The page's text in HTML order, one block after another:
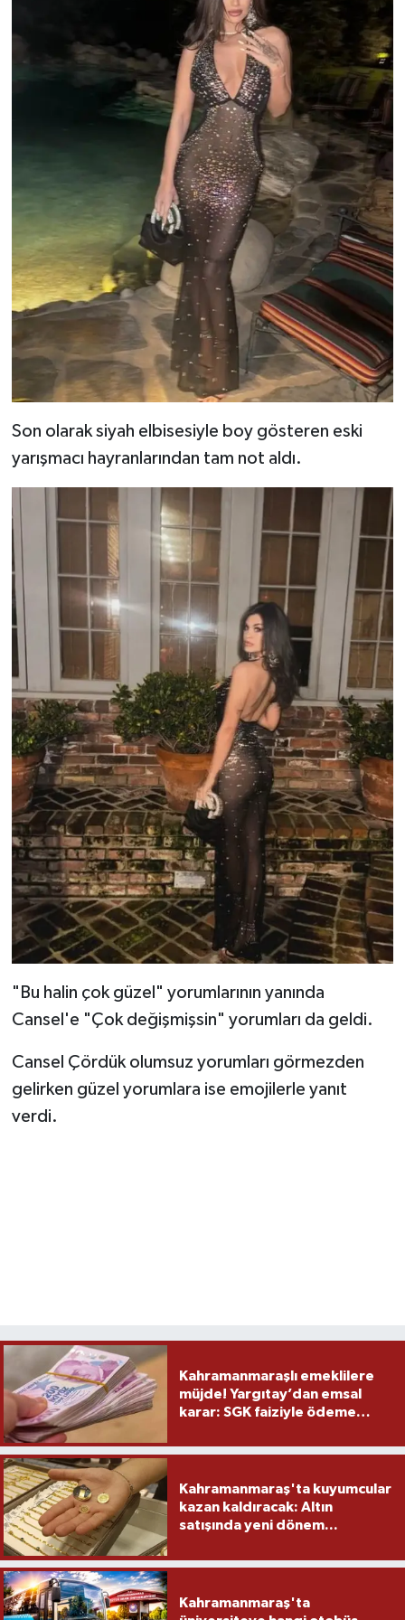
Son olarak siyah elbisesiyle boy gösteren eski
yarışmacı hayranlarından tam not aldı.
"Bu halin çok güzel" yorumlarının yanında
Cansel'e "Çok değişmişsin" yorumları da geldi.
Cansel Çördük olumsuz yorumları görmezden
gelirken güzel yorumlara ise emojilerle yanıt
verdi.
Kahramanmaraşlı emeklilere
müjde! Yargıtay’dan emsal
karar: SGK faiziyle ödeme
Kahramanmaraş'ta kuyumcular
kazan kaldıracak: Altın
satışında yeni dönem...
Kahramanmaraş'ta